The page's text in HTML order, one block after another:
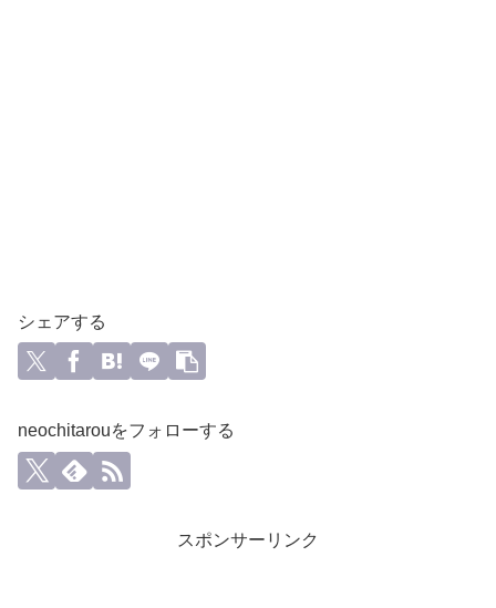
シェアする
neochitarouをフォローする
スポンサーリンク